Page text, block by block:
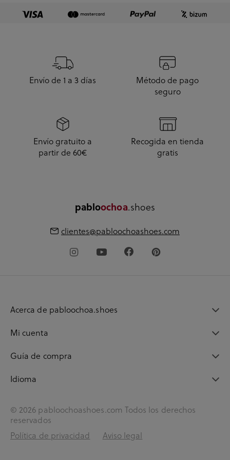
Envío de 1 a 3 días
Método de pago
seguro
Envío gratuito a
partir de 60€
Recogida en tienda
gratis
pabloochoa.shoes
clientes@pabloochoashoes.com
Acerca de pabloochoa.shoes
Mi cuenta
Guía de compra
Idioma
© 2026 pabloochoashoes.com Todos los derechos
reservados
Política de privacidad
Aviso legal